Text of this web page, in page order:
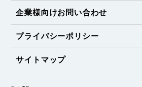
企業様向けお問い合わせ
プライバシーポリシー
サイトマップ